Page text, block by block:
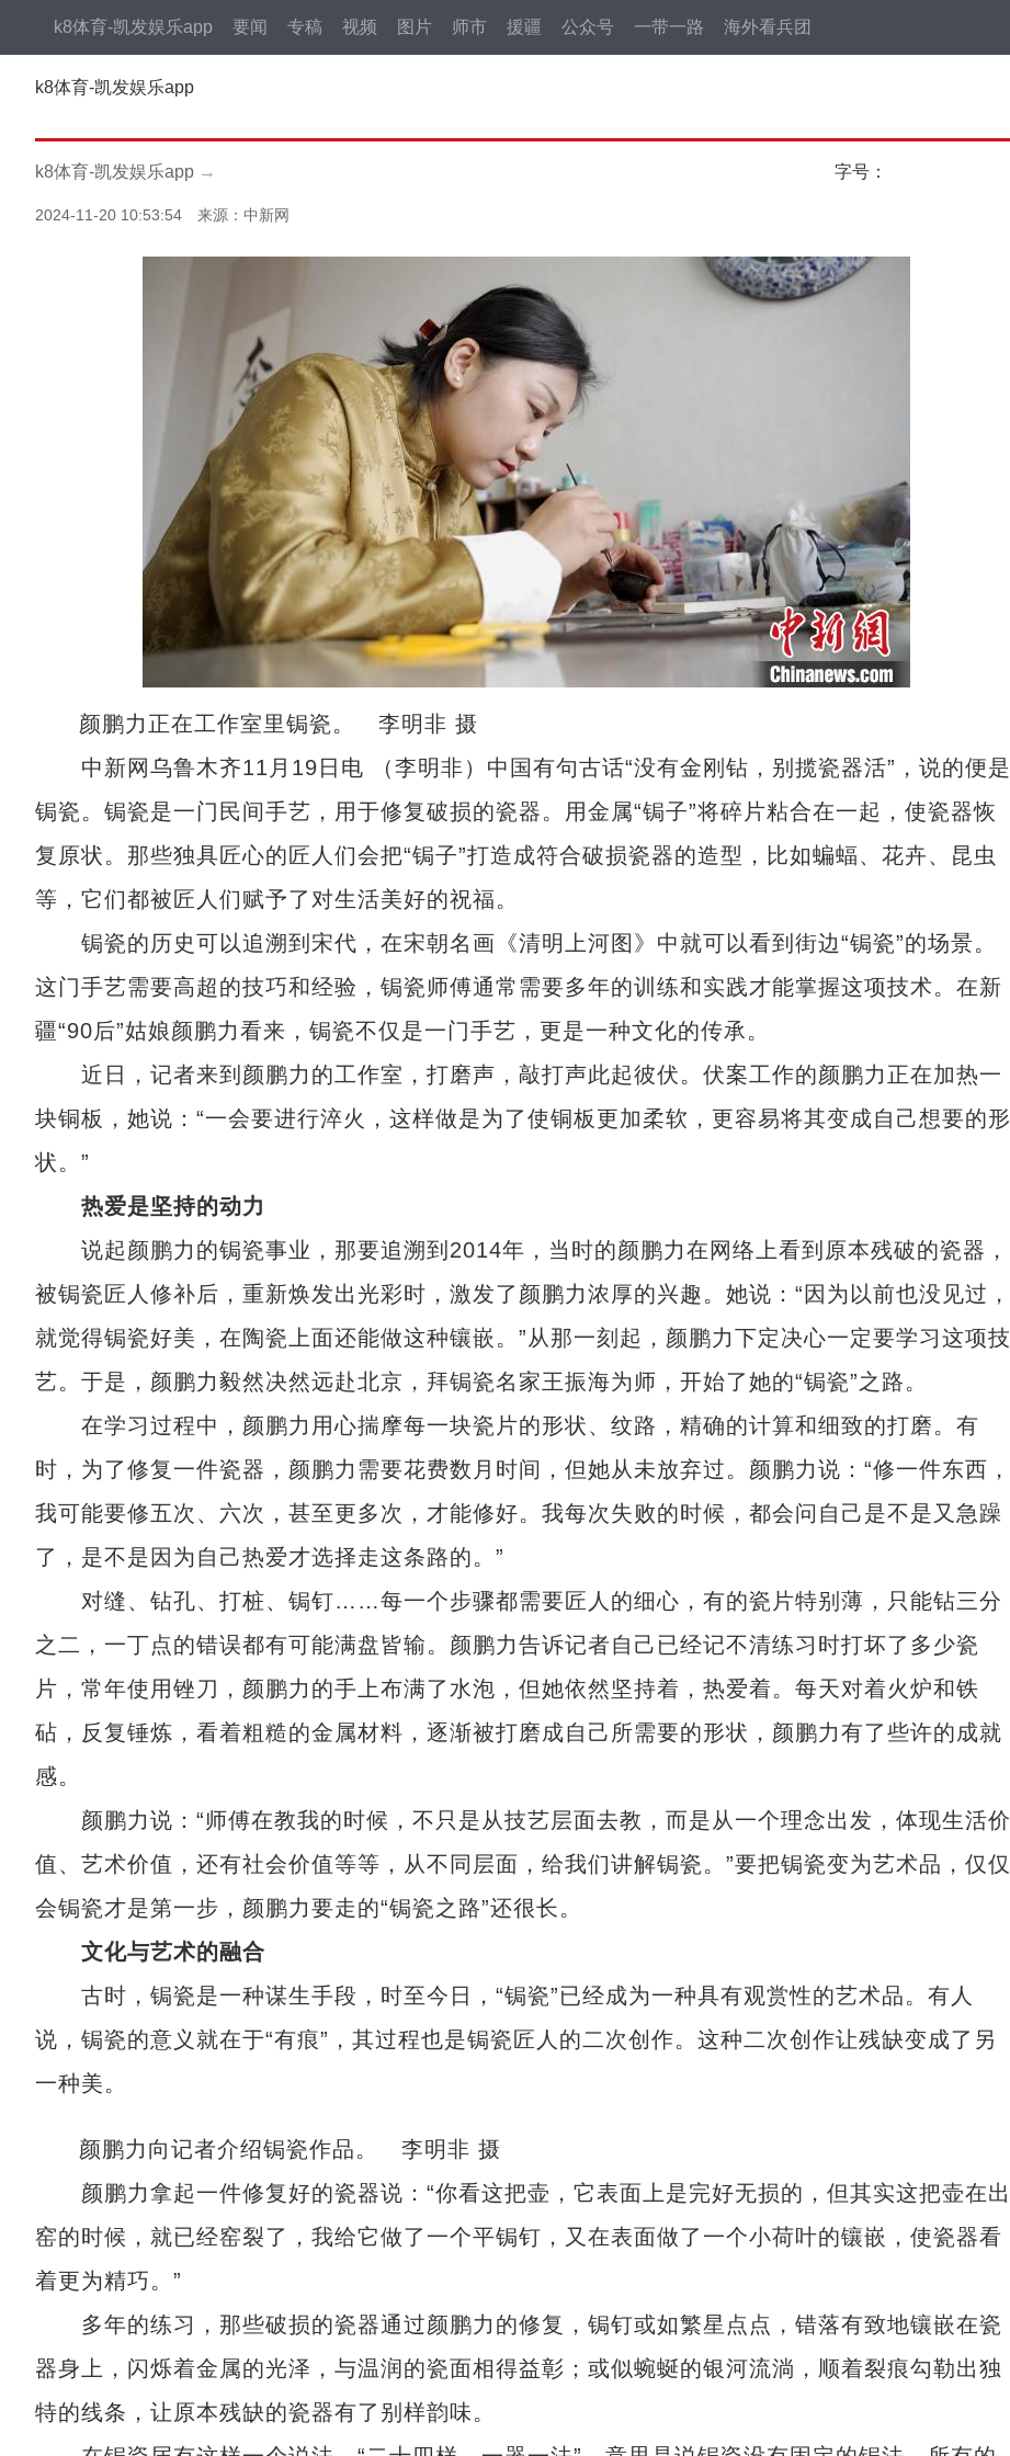
k8体育-凯发娱乐app 要闻 专稿 视频 图片 师市 援疆 公众号 一带一路 海外看兵团
k8体育-凯发娱乐app
k8体育-凯发娱乐app → 字号：
2024-11-20 10:53:54 来源：中新网
颜鹏力正在工作室里锔瓷。 李明非 摄
中新网乌鲁木齐11月19日电 （李明非）中国有句古话“没有金刚钻，别揽瓷器活”，说的便是
锔瓷。锔瓷是一门民间手艺，用于修复破损的瓷器。用金属“锔子”将碎片粘合在一起，使瓷器恢
复原状。那些独具匠心的匠人们会把“锔子”打造成符合破损瓷器的造型，比如蝙蝠、花卉、昆虫
等，它们都被匠人们赋予了对生活美好的祝福。
锔瓷的历史可以追溯到宋代，在宋朝名画《清明上河图》中就可以看到街边“锔瓷”的场景。
这门手艺需要高超的技巧和经验，锔瓷师傅通常需要多年的训练和实践才能掌握这项技术。在新
疆“90后”姑娘颜鹏力看来，锔瓷不仅是一门手艺，更是一种文化的传承。
近日，记者来到颜鹏力的工作室，打磨声，敲打声此起彼伏。伏案工作的颜鹏力正在加热一
块铜板，她说：“一会要进行淬火，这样做是为了使铜板更加柔软，更容易将其变成自己想要的形
状。”
热爱是坚持的动力
说起颜鹏力的锔瓷事业，那要追溯到2014年，当时的颜鹏力在网络上看到原本残破的瓷器，
被锔瓷匠人修补后，重新焕发出光彩时，激发了颜鹏力浓厚的兴趣。她说：“因为以前也没见过，
就觉得锔瓷好美，在陶瓷上面还能做这种镶嵌。”从那一刻起，颜鹏力下定决心一定要学习这项技
艺。于是，颜鹏力毅然决然远赴北京，拜锔瓷名家王振海为师，开始了她的“锔瓷”之路。
在学习过程中，颜鹏力用心揣摩每一块瓷片的形状、纹路，精确的计算和细致的打磨。有
时，为了修复一件瓷器，颜鹏力需要花费数月时间，但她从未放弃过。颜鹏力说：“修一件东西，
我可能要修五次、六次，甚至更多次，才能修好。我每次失败的时候，都会问自己是不是又急躁
了，是不是因为自己热爱才选择走这条路的。”
对缝、钻孔、打桩、锔钉……每一个步骤都需要匠人的细心，有的瓷片特别薄，只能钻三分
之二，一丁点的错误都有可能满盘皆输。颜鹏力告诉记者自己已经记不清练习时打坏了多少瓷
片，常年使用锉刀，颜鹏力的手上布满了水泡，但她依然坚持着，热爱着。每天对着火炉和铁
砧，反复锤炼，看着粗糙的金属材料，逐渐被打磨成自己所需要的形状，颜鹏力有了些许的成就
感。
颜鹏力说：“师傅在教我的时候，不只是从技艺层面去教，而是从一个理念出发，体现生活价
值、艺术价值，还有社会价值等等，从不同层面，给我们讲解锔瓷。”要把锔瓷变为艺术品，仅仅
会锔瓷才是第一步，颜鹏力要走的“锔瓷之路”还很长。
文化与艺术的融合
古时，锔瓷是一种谋生手段，时至今日，“锔瓷”已经成为一种具有观赏性的艺术品。有人
说，锔瓷的意义就在于“有痕”，其过程也是锔瓷匠人的二次创作。这种二次创作让残缺变成了另
一种美。
颜鹏力向记者介绍锔瓷作品。 李明非 摄
颜鹏力拿起一件修复好的瓷器说：“你看这把壶，它表面上是完好无损的，但其实这把壶在出
窑的时候，就已经窑裂了，我给它做了一个平锔钉，又在表面做了一个小荷叶的镶嵌，使瓷器看
着更为精巧。”
多年的练习，那些破损的瓷器通过颜鹏力的修复，锔钉或如繁星点点，错落有致地镶嵌在瓷
器身上，闪烁着金属的光泽，与温润的瓷面相得益彰；或似蜿蜒的银河流淌，顺着裂痕勾勒出独
特的线条，让原本残缺的瓷器有了别样韵味。